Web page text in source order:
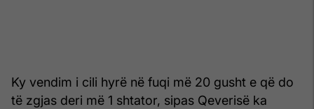
Ky vendim i cili hyrë në fuqi më 20 gusht e që do
të zgjas deri më 1 shtator, sipas Qeverisë ka